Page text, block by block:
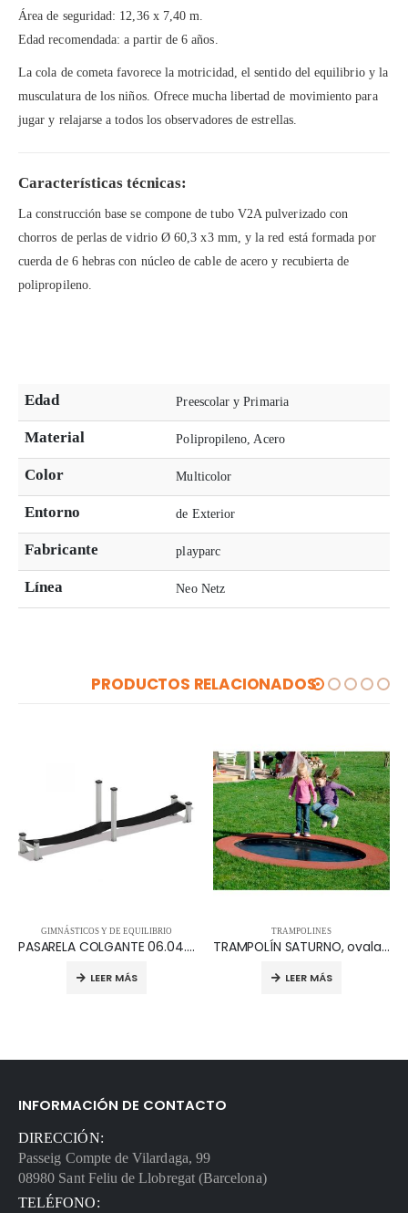
Área de seguridad: 12,36 x 7,40 m.
Edad recomendada: a partir de 6 años.
La cola de cometa favorece la motricidad, el sentido del equilibrio y la
musculatura de los niños. Ofrece mucha libertad de movimiento para
jugar y relajarse a todos los observadores de estrellas.
Características técnicas:
La construcción base se compone de tubo V2A pulverizado con
chorros de perlas de vidrio Ø 60,3 x3 mm, y la red está formada por
cuerda de 6 hebras con núcleo de cable de acero y recubierta de
polipropileno.
Edad Preescolar y Primaria
Material Polipropileno, Acero
Color Multicolor
Entorno de Exterior
Fabricante playparc
Línea Neo Netz
PRODUCTOS RELACIONADOS
GIMNÁSTICOS Y DE EQUILIBRIO
PASARELA COLGANTE 06.04.103
LEER MÁS
TRAMPOLINES
TRAMPOLÍN SATURNO, ovalado 15.21.617
LEER MÁS
INFORMACIÓN DE CONTACTO
DIRECCIÓN:
Passeig Compte de Vilardaga, 99
08980 Sant Feliu de Llobregat (Barcelona)
TELÉFONO: